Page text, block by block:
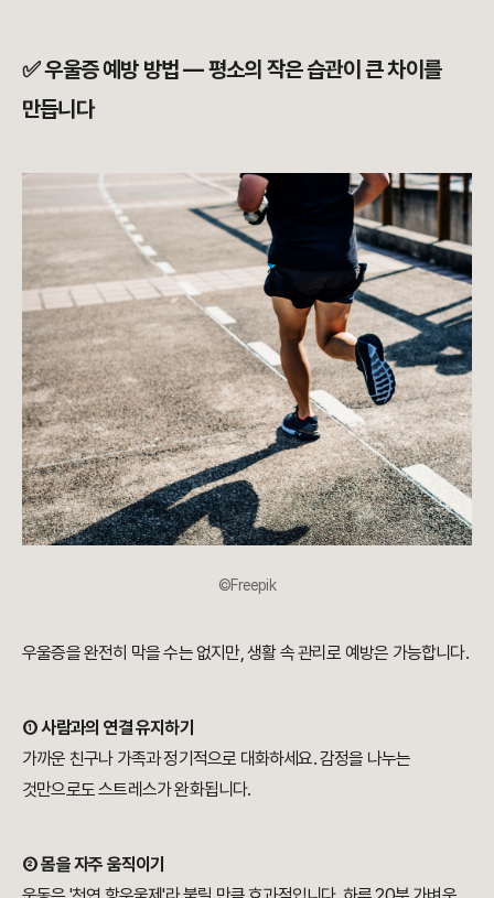
✅ 우울증 예방 방법 — 평소의 작은 습관이 큰 차이를
만듭니다
©Freepik
우울증을 완전히 막을 수는 없지만, 생활 속 관리로 예방은 가능합니다.
① 사람과의 연결 유지하기
가까운 친구나 가족과 정기적으로 대화하세요. 감정을 나누는
것만으로도 스트레스가 완화됩니다.
② 몸을 자주 움직이기